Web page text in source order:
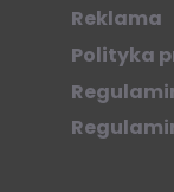
Reklama
Polityka